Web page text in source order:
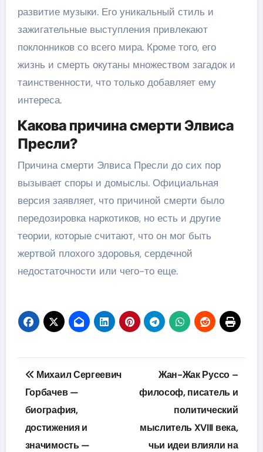
развитие музыки. Его уникальный стиль и
зажигательные выступления привлекают
поклонников со всего мира. Кроме того, его
жизнь и смерть окутаны множеством загадок и
таинственности, что только добавляет ему
интереса.
Какова причина смерти Элвиса
Пресли?
Причина смерти Элвиса Пресли до сих пор
вызывает споры и домыслы. Официальная
версия заявляет, что причиной смерти было
передозировка наркотиков, но есть и другие
теории, которые считают, что он мог быть
жертвой плохого здоровья, сердечной
недостаточности или чего-то еще.
Навигация
по
записям
Михаил Сергеевич
Горбачев —
биография,
достижения и
значимость —
Жан-Жак Руссо –
философ, писатель и
политический
мыслитель XVIII века,
чьи идеи влияли на